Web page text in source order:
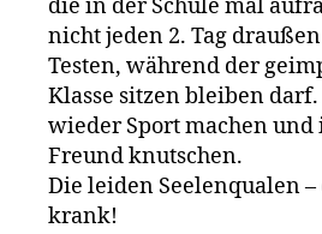
die in der Schule mal
nicht jeden 2. Tag
Testen, während der
Klasse sitzen bleiben
wieder Sport machen
Freund knutschen.
Die leiden Seelenqualen –
krank!